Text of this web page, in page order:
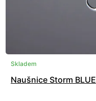
Skladem
Naušnice Storm BLUE